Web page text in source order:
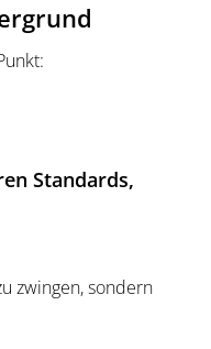
Standards,
zwingen, sondern